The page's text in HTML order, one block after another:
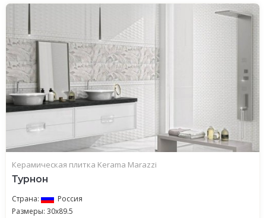
Керамическая плитка Kerama Marazzi
Турнон
Страна:
Россия
Размеры: 30x89.5